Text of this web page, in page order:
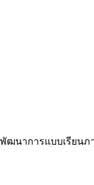
ฒนาการแบบเรียน